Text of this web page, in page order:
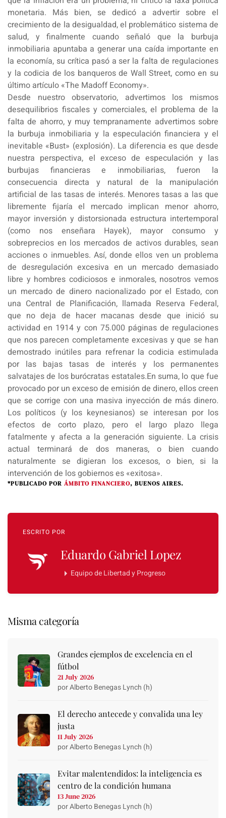
monetaria. Más bien, se dedicó a advertir sobre el
crecimiento de la desigualdad, el problemático sistema de
salud, y finalmente cuando señaló que la burbuja
inmobiliaria apuntaba a generar una caída importante en
la economía, su crítica pasó a ser la falta de regulaciones
y la codicia de los banqueros de Wall Street, como en su
último artículo «The Madoff Economy».
Desde nuestro observatorio, advertimos los mismos
desequilibrios fiscales y comerciales, el problema de la
falta de ahorro, y muy tempranamente advertimos sobre
la burbuja inmobiliaria y la especulación financiera y el
inevitable «Bust» (explosión). La diferencia es que desde
nuestra perspectiva, el exceso de especulación y las
burbujas financieras e inmobiliarias, fueron la
consecuencia directa y natural de la manipulación
artificial de las tasas de interés. Menores tasas a las que
libremente fijaría el mercado implican menor ahorro,
mayor inversión y distorsionada estructura intertemporal
(como nos enseñara Hayek), mayor consumo y
sobreprecios en los mercados de activos durables, sean
acciones o inmuebles. Así, donde ellos ven un problema
de desregulación excesiva en un mercado demasiado
libre y hombres codiciosos e inmorales, nosotros vemos
un mercado de dinero nacionalizado por el Estado, con
una Central de Planificación, llamada Reserva Federal,
que no deja de hacer macanas desde que inició su
actividad en 1914 y con 75.000 páginas de regulaciones
que nos parecen completamente excesivas y que se han
demostrado inútiles para refrenar la codicia estimulada
por las bajas tasas de interés y los permanentes
salvatajes de los burócratas estatales.En suma, lo que fue
provocado por un exceso de emisión de dinero, ellos creen
que se corrige con una masiva inyección de más dinero.
Los políticos (y los keynesianos) se interesan por los
efectos de corto plazo, pero el largo plazo llega
fatalmente y afecta a la generación siguiente. La crisis
actual terminará de dos maneras, o bien cuando
naturalmente se digieran los excesos, o bien, si la
intervención de los gobiernos es «exitosa».
*PUBLICADO POR ÁMBITO FINANCIERO, BUENOS AIRES.
ESCRITO POR
Eduardo Gabriel Lopez
Equipo de Libertad y Progreso
Misma categoría
Grandes ejemplos de excelencia en el
fútbol
21 July 2026
por Alberto Benegas Lynch (h)
El derecho antecede y convalida una ley
justa
11 July 2026
por Alberto Benegas Lynch (h)
Evitar malentendidos: la inteligencia es
centro de la condición humana
13 June 2026
por Alberto Benegas Lynch (h)